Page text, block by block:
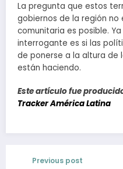
La pregunta que estos
gobiernos de la región no
comunitaria es posible.
interrogante es si las
de ponerse a la altura de
están haciendo.
Este artículo fue
Tracker América Latina
Previous post